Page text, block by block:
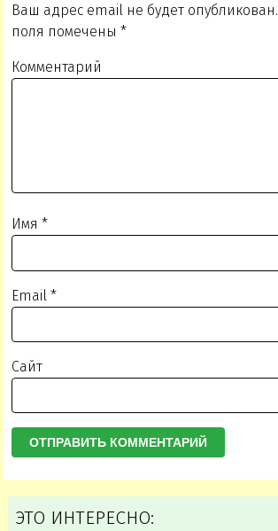
Ваш адрес email не будет опубликован.
поля помечены*
Комментарий
Имя*
Email*
Сайт
ЭТО ИНТЕРЕСНО: